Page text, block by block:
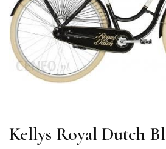
Kellys Royal Dutch